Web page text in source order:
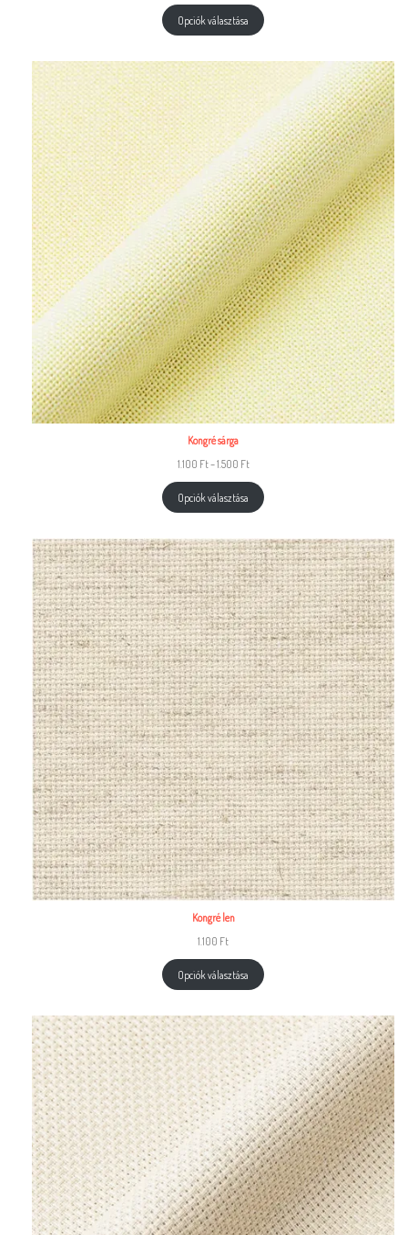
Opciók választása
Kongré sárga
1.100 Ft–1.500 Ft
Opciók választása
Kongré len
1.100 Ft
Opciók választása